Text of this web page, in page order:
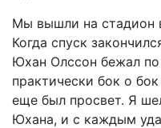
Мы вышли на стадион
Когда спуск
Юхан Олссон бежал
практически бок о
еще был просвет. Я
Юхана, и с каждым